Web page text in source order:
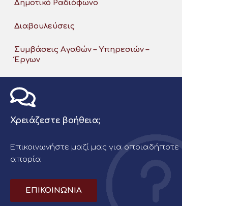
Δημοτικό Ραδιόφωνο
Διαβουλεύσεις
Συμβάσεις Αγαθών – Υπηρεσιών –
Έργων
Χρειάζεστε βοήθεια;
Επικοινωνήστε μαζί μας για οποιαδήποτε
απορία
ΕΠΙΚΟΙΝΩΝΙΑ